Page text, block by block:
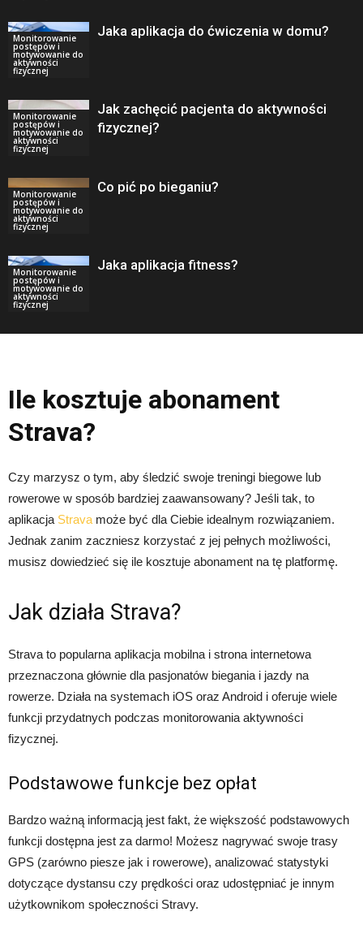
Monitorowanie
postępów i
motywowanie do
aktywności
fizycznej
Jaka aplikacja do ćwiczenia w domu?
Monitorowanie
postępów i
motywowanie do
aktywności
fizycznej
Jak zachęcić pacjenta do aktywności
fizycznej?
Monitorowanie
postępów i
motywowanie do
aktywności
fizycznej
Co pić po bieganiu?
Monitorowanie
postępów i
motywowanie do
aktywności
fizycznej
Jaka aplikacja fitness?
Ile kosztuje abonament
Strava?
Czy marzysz o tym, aby śledzić swoje treningi biegowe lub
rowerowe w sposób bardziej zaawansowany? Jeśli tak, to
aplikacja Strava może być dla Ciebie idealnym rozwiązaniem.
Jednak zanim zaczniesz korzystać z jej pełnych możliwości,
musisz dowiedzieć się ile kosztuje abonament na tę platformę.
Jak działa Strava?
Strava to popularna aplikacja mobilna i strona internetowa
przeznaczona głównie dla pasjonatów biegania i jazdy na
rowerze. Działa na systemach iOS oraz Android i oferuje wiele
funkcji przydatnych podczas monitorowania aktywności
fizycznej.
Podstawowe funkcje bez opłat
Bardzo ważną informacją jest fakt, że większość podstawowych
funkcji dostępna jest za darmo! Możesz nagrywać swoje trasy
GPS (zarówno piesze jak i rowerowe), analizować statystyki
dotyczące dystansu czy prędkości oraz udostępniać je innym
użytkownikom społeczności Stravy.